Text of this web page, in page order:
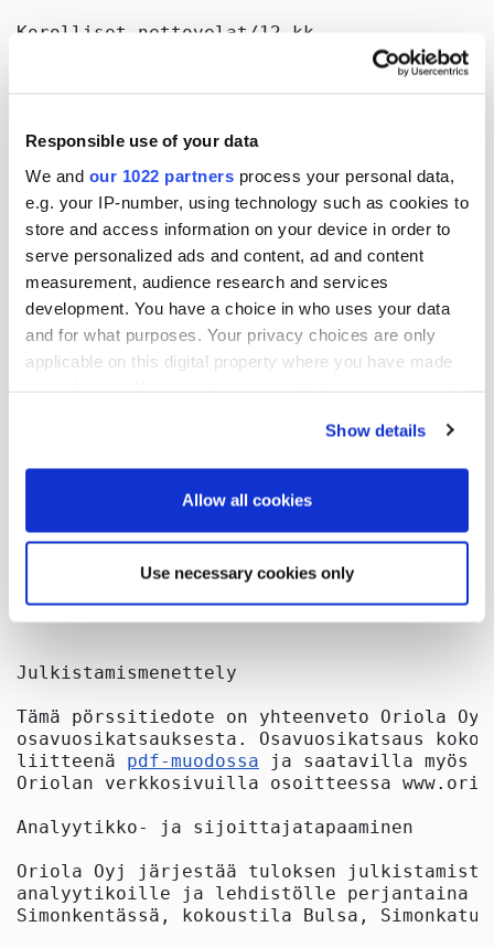
Responsible use of your data
We and our 1022 partners process your personal data,
e.g. your IP-number, using technology such as cookies to
store and access information on your device in order to
serve personalized ads and content, ad and content
measurement, audience research and services
development. You have a choice in who uses your data
and for what purposes. Your privacy choices are only
applicable on this digital property where you have made
If you allow, we would also like to:
Identify your device by actively scanning it for
Find out more about how your personal data is processed
and set your preferences in thedetails section.
We use cookies to offer you a better user experience,
analyse traffic and for advertising. You may change your
Show details
Allow all cookies
Use necessary cookies only
Korolliset nettovelat/12 kk
käyttökate
Oma pääoma/osake, EUR
Omavaraisuusaste, %
Oman pääoman tuotto, %
Sijoitetun pääoman tuotto, %
Osakkeita keskimäärin, tkpl( 2))
(1)) Oikaisuerät on eritelty taulukossa
oikaisevat erät"
(2)) Ei sisällä yhtiön hallussa olevia omia
Julkistamismenettely
Tämä pörssitiedote on yhteenveto Oriola
osavuosikatsauksesta. Osavuosikatsaus
liitteenä pdf-muodossa ja saatavilla myös
Oriolan verkkosivuilla osoitteessa
Analyytikko- ja sijoittajatapaaminen
Oriola Oyj järjestää tuloksen
analyytikoille ja lehdistölle perjantaina
Simonkentässä, kokoustila Bulsa,